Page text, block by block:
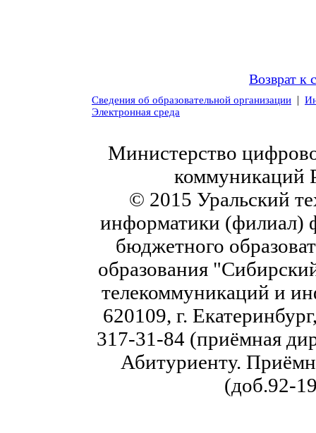
Возврат к
Сведения об образовательной организации |
Электронная среда
Министерство
коммуникаций
© 2015 Уральский
информатики (филиал)
бюджетного
образования
телекоммуникаций и
620109, г.
317-31-84 (приёмная
Абитуриенту.
(доб.92-